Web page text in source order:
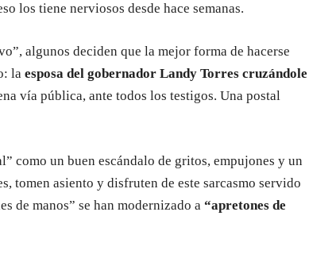
los tiene nerviosos desde hace semanas.
algunos deciden que la mejor forma de hacerse
la esposa del gobernador Landy Torres cruzándole
vía pública, ante todos los testigos. Una postal
como un buen escándalo de gritos, empujones y un
tomen asiento y disfruten de este sarcasmo servido
de manos” se han modernizado a “apretones de